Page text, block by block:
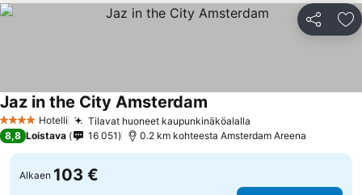
Jaa
4 Tähtiluokitus
Hotelli Tilavat huoneet kaupunkinäköalalla
Jaz in the City Amsterdam
8,8 Loistava 16 051 0.2 km kohteesta Amsterdam Areena
Alkaen 103 €